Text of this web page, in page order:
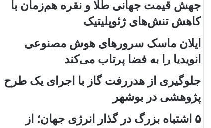
جهش قیمت جهانی طلا و نقره هم‌زمان با
کاهش تنش‌های ژئوپلیتیک
ایلان ماسک سرورهای هوش مصنوعی
انویدیا را به فضا پرتاب می‌کند
جلوگیری از هدررفت گاز با اجرای یک طرح
پژوهشی در بوشهر
۵ اشتباه بزرگ در گذار انرژی جهان؛ از